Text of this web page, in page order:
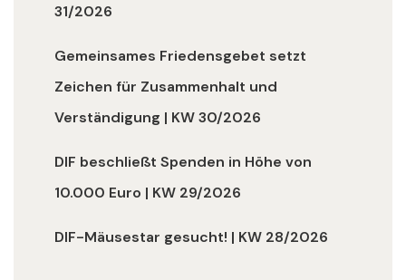
31/2026
Gemeinsames Friedensgebet setzt
Zeichen für Zusammenhalt und
Verständigung | KW 30/2026
DIF beschließt Spenden in Höhe von
10.000 Euro | KW 29/2026
DIF-Mäusestar gesucht! | KW 28/2026